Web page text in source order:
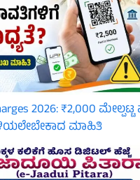
2026: ₹2,000
ಮಾಹಿತಿ